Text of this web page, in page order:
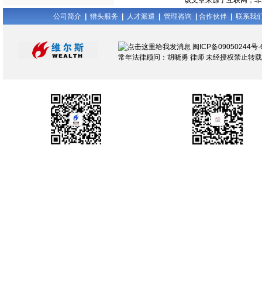
公司简介| 猎头服务| 人才派遣 管理咨询 合作伙伴| 联系我
闽ICP备09050244号-
常年法律顾问：胡晓勇 律师 未经授权禁止转